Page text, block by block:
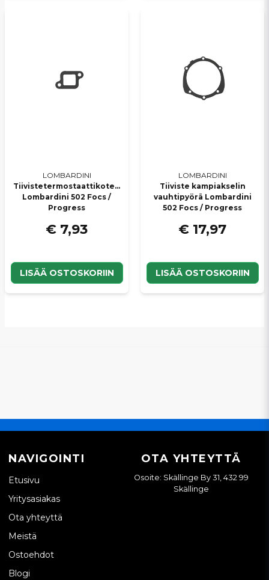
LOMBARDINI
Tiivistetermostaattikotelo
Lombardini 502 Focs /
Progress
€ 7,93
LISÄÄ OSTOSKORIIN
LOMBARDINI
Tiiviste kampiakselin
vauhtipyörä Lombardini
502 Focs / Progress
€ 17,97
LISÄÄ OSTOSKORIIN
NAVIGOINTI
Etusivu
Yritysasiakas
Ota yhteyttä
Meistä
Ostoehdot
Blogi
OTA YHTEYTTÄ
Osoite: Skällinge By 31, 432 99
Skällinge